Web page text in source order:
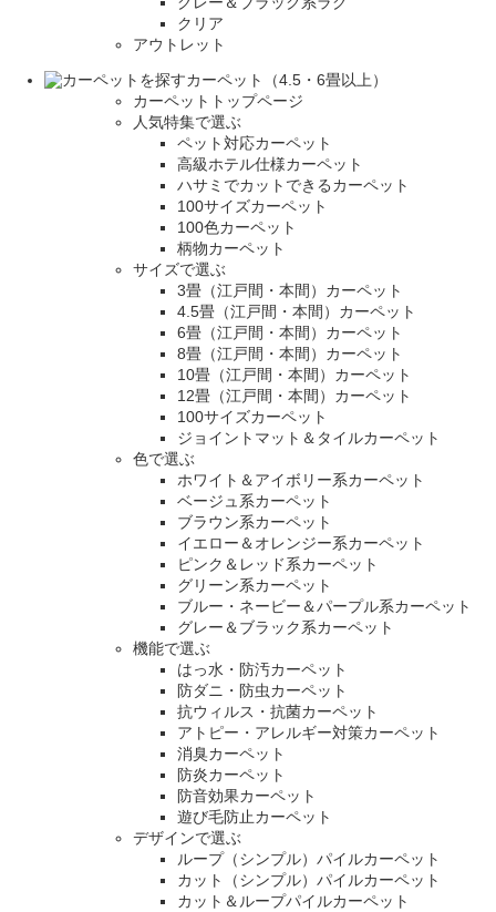
クリア
アウトレット
カーペット（4.5・6畳以上）
カーペットトップページ
人気特集で選ぶ
ペット対応カーペット
高級ホテル仕様カーペット
ハサミでカットできるカーペット
100サイズカーペット
100色カーペット
柄物カーペット
サイズで選ぶ
3畳（江戸間・本間）カーペット
4.5畳（江戸間・本間）カーペット
6畳（江戸間・本間）カーペット
8畳（江戸間・本間）カーペット
10畳（江戸間・本間）カーペット
12畳（江戸間・本間）カーペット
100サイズカーペット
ジョイントマット＆タイルカーペット
色で選ぶ
ホワイト＆アイボリー系カーペット
ベージュ系カーペット
ブラウン系カーペット
イエロー＆オレンジー系カーペット
ピンク＆レッド系カーペット
グリーン系カーペット
ブルー・ネービー＆パープル系カーペット
グレー＆ブラック系カーペット
機能で選ぶ
はっ水・防汚カーペット
防ダニ・防虫カーペット
抗ウィルス・抗菌カーペット
アトピー・アレルギー対策カーペット
消臭カーペット
防炎カーペット
防音効果カーペット
遊び毛防止カーペット
デザインで選ぶ
ループ（シンプル）パイルカーペット
カット（シンプル）パイルカーペット
カット＆ループパイルカーペット